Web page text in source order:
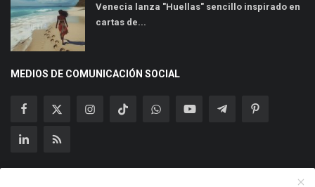
Venecia lanza "Huellas" sencillo inspirado en
cartas de...
MEDIOS DE COMUNICACIÓN SOCIAL